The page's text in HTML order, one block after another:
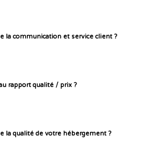
la communication et service client ?
rapport qualité / prix ?
la qualité de votre hébergement ?